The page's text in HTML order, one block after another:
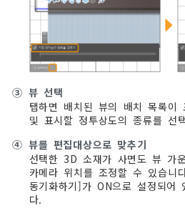
③ 뷰 선택
탭하면 배치된 뷰의 배치 목록이
및 표시할 정투상도의 종류를 선
④ 뷰를 편집대상으로 맞추기
선택한 3D 소재가 사면도 뷰 가
카메라 위치를 조정할 수 있습니
동기화하기]가 ON으로 설정되어
다.